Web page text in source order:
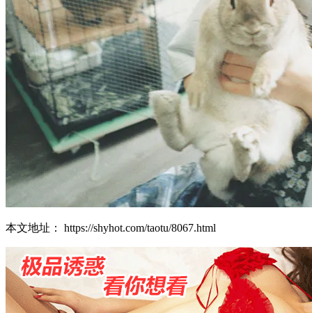
本文地址： https://shyhot.com/taotu/8067.html